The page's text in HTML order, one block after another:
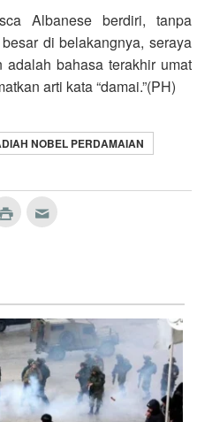
Albanese berdiri, tanpa
di belakangnya, seraya
bahasa terakhir umat
arti kata “damai.”(PH)
NOBEL PERDAMAIAN